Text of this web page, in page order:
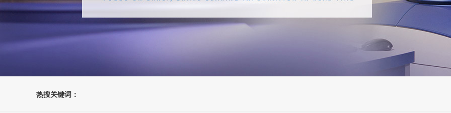
热搜关键词：